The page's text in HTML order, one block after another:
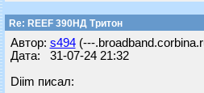
Re: REEF 390НД Тритон
Автор: s494(---
Дата: 31-07-24 21:32
Diim писал: